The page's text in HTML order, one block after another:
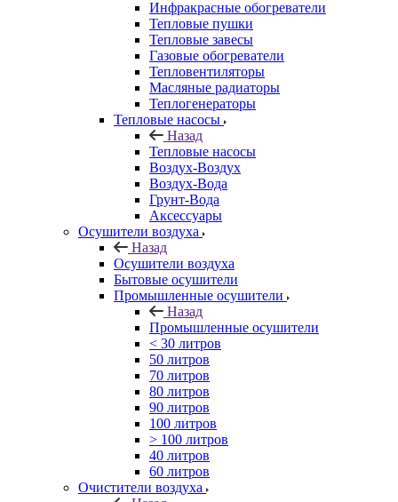
Инфракрасные обогреватели
Тепловые пушки
Тепловые завесы
Газовые обогреватели
Тепловентиляторы
Масляные радиаторы
Теплогенераторы
Тепловые насосы
Назад
Тепловые насосы
Воздух-Воздух
Воздух-Вода
Грунт-Вода
Аксессуары
Осушители воздуха
Назад
Осушители воздуха
Бытовые осушители
Промышленные осушители
Назад
Промышленные осушители
< 30 литров
50 литров
70 литров
80 литров
90 литров
100 литров
> 100 литров
40 литров
60 литров
Очистители воздуха